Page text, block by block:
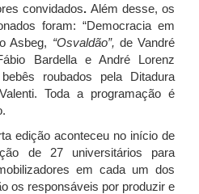
convidados. Além desse, os
foram: “Democracia em
Asbeg, “Osvaldão”, de Vandré
Bardella e André Lorenz
roubados pela Ditadura
Toda a programação é
edição aconteceu no início de
de 27 universitários para
em cada um dos
os responsáveis por produzir e